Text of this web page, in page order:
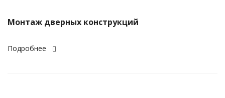
Монтаж дверных конструкций
Подробнее